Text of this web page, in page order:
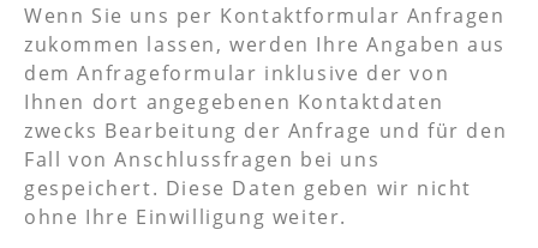
Wenn Sie uns per Kontaktformular Anfragen
zukommen lassen, werden Ihre Angaben aus
dem Anfrageformular inklusive der von
Ihnen dort angegebenen Kontaktdaten
zwecks Bearbeitung der Anfrage und für den
Fall von Anschlussfragen bei uns
gespeichert. Diese Daten geben wir nicht
ohne Ihre Einwilligung weiter.